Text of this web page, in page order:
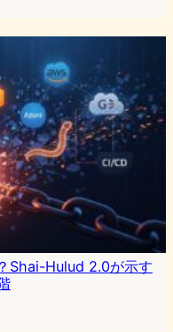
Shai-Hulud 2.0が示す